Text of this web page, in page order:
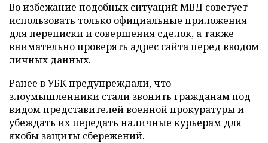
Во избежание подобных ситуаций МВД советует
использовать только официальные приложения
для переписки и совершения сделок, а также
внимательно проверять адрес сайта перед вводом
личных данных.
Ранее в УБК предупреждали, что
злоумышленники стали звонить гражданам под
видом представителей военной прокуратуры и
убеждать их передать наличные курьерам для
якобы защиты сбережений.